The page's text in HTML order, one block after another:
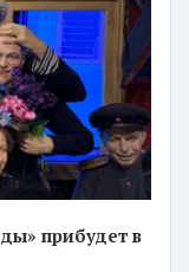
прибудет в